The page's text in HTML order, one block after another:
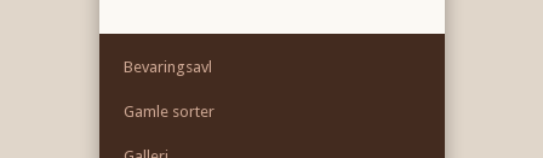
Bevaringsavl
Gamle sorter